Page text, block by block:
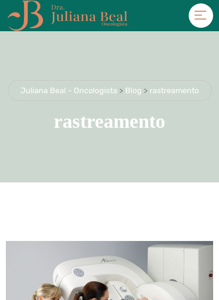
Juliana Beal - Oncologista > Blog > rastreamento
rastreamento